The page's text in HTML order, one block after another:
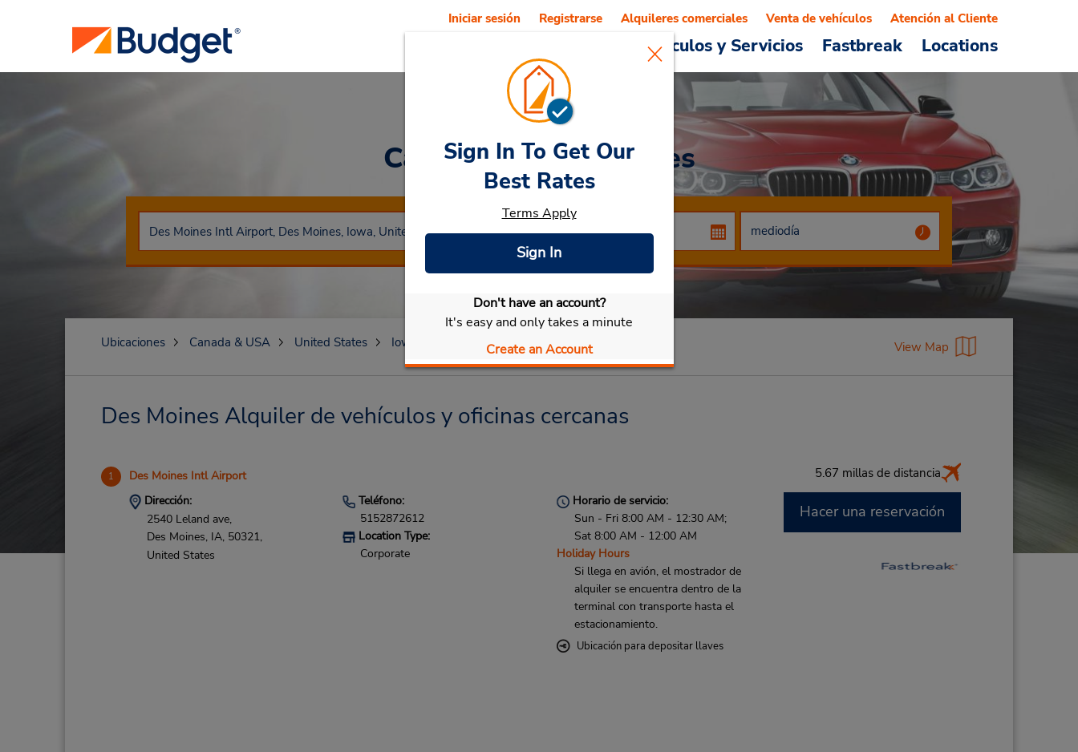
Vehículos y Servicios Fastbreak Locations
Iniciar sesión Registrarse Alquileres comerciales Venta de vehículos Atención al Cliente
Car RentalDes Moines
Seleccionar mi vehículo
Sign In To Get Our
Best Rates
Terms Apply
Sign In
Don't have an account?
It's easy and only takes a minute
Create an Account
Ubicaciones Canada & USA United States Iowa Des Moines View Map
Des Moines Alquiler de vehículos y oficinas cercanas
1 Des Moines Intl Airport 5.67 millas de distancia
Dirección:
2540 Leland ave,
Des Moines, IA, 50321,
United States
Teléfono:
5152872612
Location Type:
Corporate
Horario de servicio:
Sun - Fri 8:00 AM - 12:30 AM;
Sat 8:00 AM - 12:00 AM
Holiday Hours
Si llega en avión, el mostrador de
alquiler se encuentra dentro de la
terminal con transporte hasta el
estacionamiento.
Ubicación para depositar llaves
Hacer una reservación